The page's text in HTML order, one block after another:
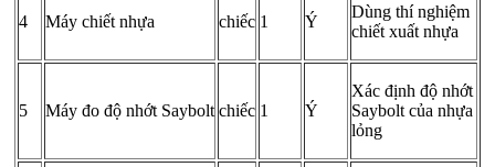
4 Máy chiết nhựa chiếc 1 Ý
Dùng thí nghiệm
chiết xuất nhựa
5 Máy đo độ nhớt Saybolt chiếc 1 Ý
Xác định độ nhớt
Saybolt của nhựa
lỏng